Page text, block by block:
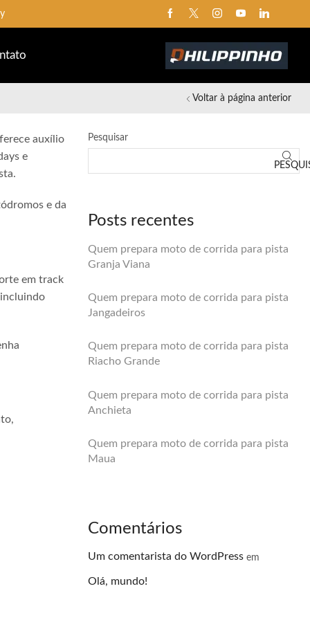
Voltar à página anterior
auxílio
e
e da
em track
Pesquisar
Posts recentes
Quem prepara moto de corrida para pista
Granja Viana
Quem prepara moto de corrida para pista
Jangadeiros
Quem prepara moto de corrida para pista
Riacho Grande
Quem prepara moto de corrida para pista
Anchieta
Quem prepara moto de corrida para pista
Maua
Comentários
Um comentarista do WordPress em
Olá, mundo!